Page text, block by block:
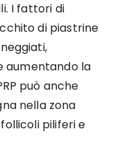
I fattori di
di piastrine
aumentando la
può anche
nella zona
piliferi e